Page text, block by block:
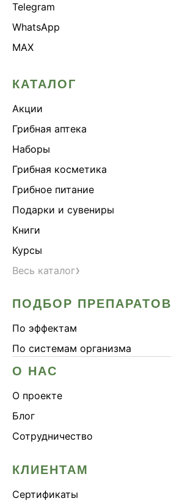
Telegram
WhatsApp
MAX
КАТАЛОГ
Акции
Грибная аптека
Наборы
Грибная косметика
Грибное питание
Подарки и сувениры
Книги
Курсы
Весь каталог›
ПОДБОР ПРЕПАРАТОВ
По эффектам
По системам организма
О НАС
О проекте
Блог
Сотрудничество
КЛИЕНТАМ
Сертификаты